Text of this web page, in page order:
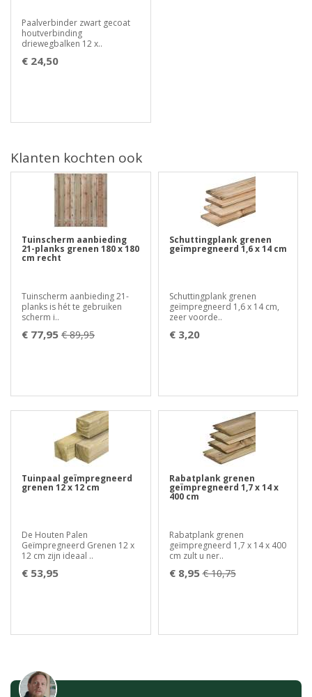
Paalverbinder zwart gecoat
houtverbinding
driewegbalken 12 x..
€ 24,50
Klanten kochten ook
Tuinscherm aanbieding
21-planks grenen 180 x 180
cm recht
Tuinscherm aanbieding 21-
planks is hét te gebruiken
scherm i..
€ 77,95 € 89,95
Schuttingplank grenen
geïmpregneerd 1,6 x 14 cm
Schuttingplank grenen
geïmpregneerd 1,6 x 14 cm,
zeer voorde..
€ 3,20
Tuinpaal geïmpregneerd
grenen 12 x 12 cm
De Houten Palen
Geïmpregneerd Grenen 12 x
12 cm zijn ideaal ..
€ 53,95
Rabatplank grenen
geïmpregneerd 1,7 x 14 x
400 cm
Rabatplank grenen
geïmpregneerd 1,7 x 14 x 400
cm zult u ner..
€ 8,95 € 10,75